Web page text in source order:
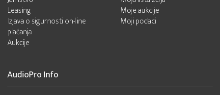
Leasing
Izjava o sigurnosti on-line
plaćanja
Aukcije
Moje aukcije
Moji podaci
AudioPro Info